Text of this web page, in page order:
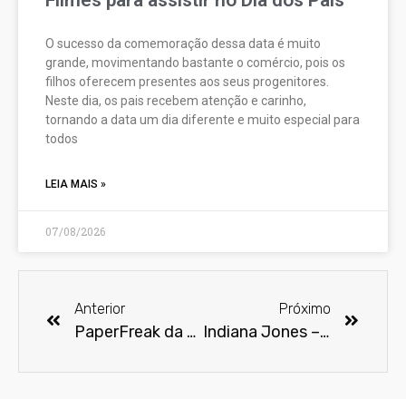
O sucesso da comemoração dessa data é muito
grande, movimentando bastante o comércio, pois os
filhos oferecem presentes aos seus progenitores.
Neste dia, os pais recebem atenção e carinho,
tornando a data um dia diferente e muito especial para
todos
LEIA MAIS »
07/08/2026
Anterior
PaperFreak da semana – O Predador
Próximo
Indiana Jones – 45 anos de aventuras